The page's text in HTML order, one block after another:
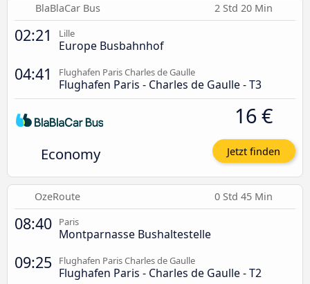
BlaBlaCar Bus 2 Std 20 Min
02:21 Lille
Europe Busbahnhof
04:41 Flughafen Paris Charles de Gaulle
Flughafen Paris - Charles de Gaulle - T3
Economy
16 €
Jetzt finden
OzeRoute 0 Std 45 Min
08:40 Paris
Montparnasse Bushaltestelle
09:25 Flughafen Paris Charles de Gaulle
Flughafen Paris - Charles de Gaulle - T2